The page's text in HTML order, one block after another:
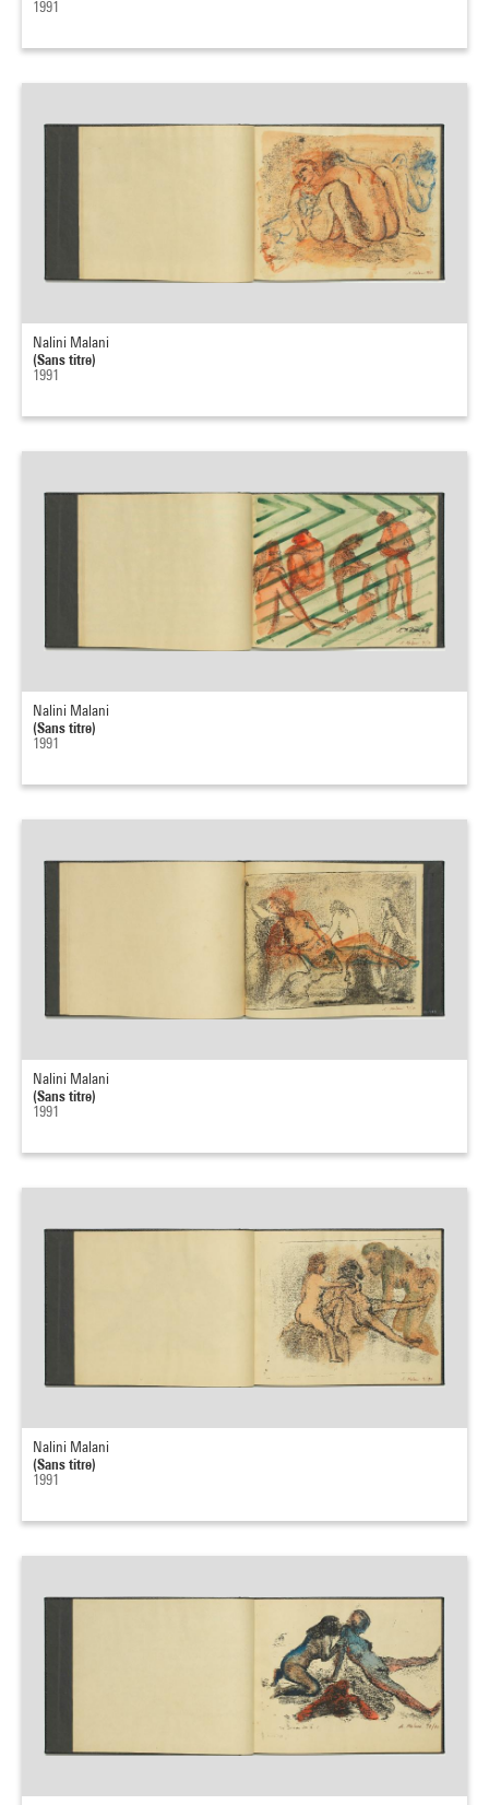
1991
Nalini Malani
(Sans titre)
1991
Nalini Malani
(Sans titre)
1991
Nalini Malani
(Sans titre)
1991
Nalini Malani
(Sans titre)
1991